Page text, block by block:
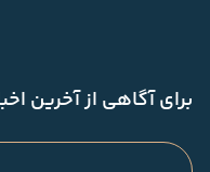
برای آگاهی از آخرین